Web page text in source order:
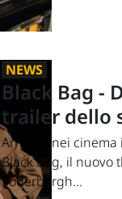
NEWS
Black Bag -
trailer dello
Arriverà nei
Black Bag, il nuovo
Soderbergh...